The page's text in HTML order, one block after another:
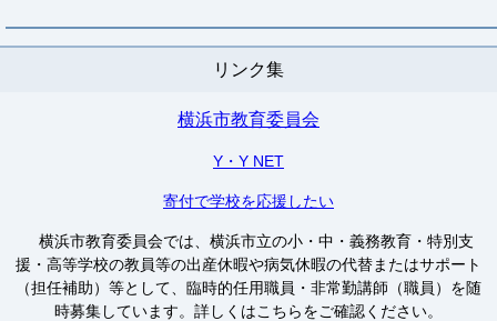
リンク集
横浜市教育委員会
Y・Y NET
寄付で学校を応援したい
横浜市教育委員会では、横浜市立の小・中・義務教育・特別支
援・高等学校の教員等の出産休暇や病気休暇の代替またはサポート
（担任補助）等として、臨時的任用職員・非常勤講師（職員）を随
時募集しています。詳しくはこちらをご確認ください。